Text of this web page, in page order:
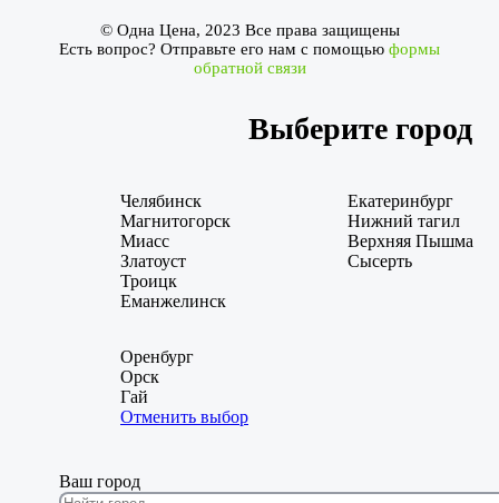
© Одна Цена, 2023 Все права защищены
Есть вопрос? Отправьте его нам с помощью формы
обратной связи
Выберите город
Челябинск
Магнитогорск
Миасс
Златоуст
Троицк
Еманжелинск
Екатеринбург
Нижний тагил
Верхняя Пышма
Сысерть
Оренбург
Орск
Гай
Отменить выбор
Ваш город